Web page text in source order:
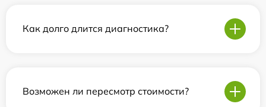
Как долго длится диагностика?
Возможен ли пересмотр стоимости?